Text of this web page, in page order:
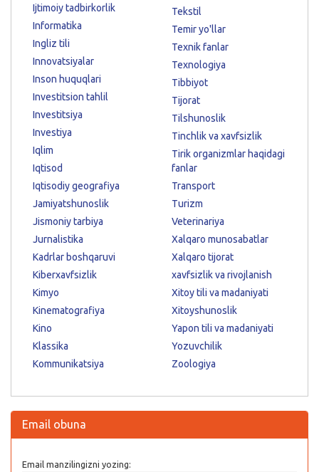
Ijtimoiy tadbirkorlik
Informatika
Ingliz tili
Innovatsiyalar
Inson huquqlari
Investitsion tahlil
Investitsiya
Investiya
Iqlim
Iqtisod
Iqtisodiy geografiya
Jamiyatshunoslik
Jismoniy tarbiya
Jurnalistika
Kadrlar boshqaruvi
Kiberxavfsizlik
Kimyo
Kinematografiya
Kino
Klassika
Kommunikatsiya
Tekstil
Temir yo'llar
Texnik fanlar
Texnologiya
Tibbiyot
Tijorat
Tilshunoslik
Tinchlik va xavfsizlik
Tirik organizmlar haqidagi
fanlar
Transport
Turizm
Veterinariya
Xalqaro munosabatlar
Xalqaro tijorat
xavfsizlik va rivojlanish
Xitoy tili va madaniyati
Xitoyshunoslik
Yapon tili va madaniyati
Yozuvchilik
Zoologiya
Email obuna
Email manzilingizni yozing: